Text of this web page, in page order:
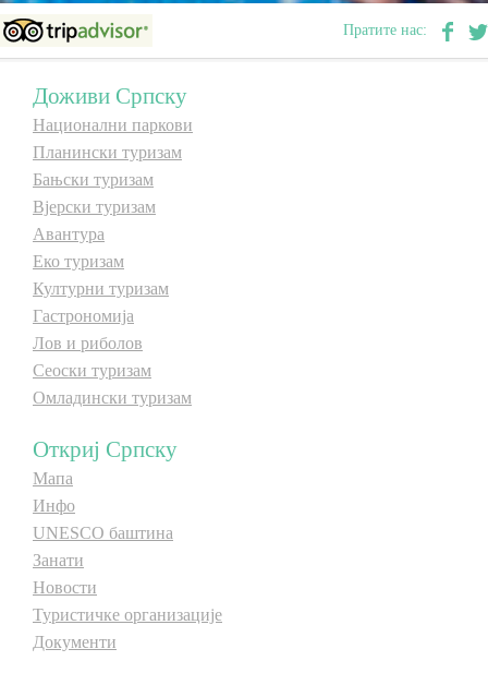
Пратите нас:
Доживи Српску
Национални паркови
Планински туризам
Бањски туризам
Вјерски туризам
Авантура
Еко туризам
Културни туризам
Гастрономија
Лов и риболов
Сеоски туризам
Омладински туризам
Откриј Српску
Мапа
Инфо
UNESCO баштина
Занати
Новости
Туристичке организације
Документи